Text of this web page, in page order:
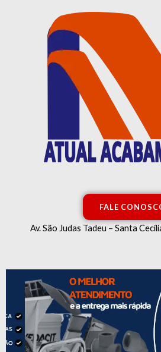
FALE
Av. São Judas Tadeu – Santa
por
mais
recente